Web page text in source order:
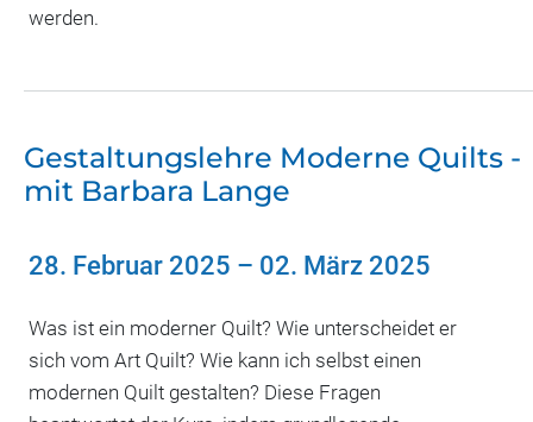
werden.
Gestaltungslehre Moderne Quilts -
mit Barbara Lange
28. Februar 2025 – 02. März 2025
Was ist ein moderner Quilt? Wie unterscheidet er
sich vom Art Quilt? Wie kann ich selbst einen
modernen Quilt gestalten? Diese Fragen